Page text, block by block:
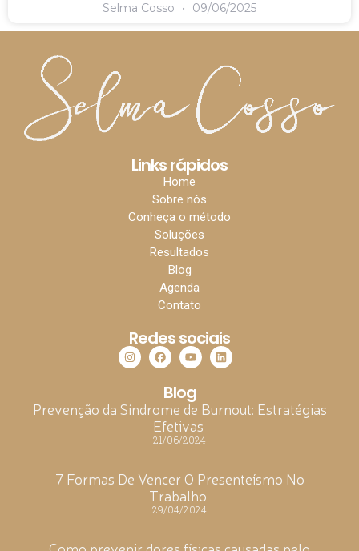
Selma Cosso 09/06/2025
Links rápidos
Home
Sobre nós
Conheça o método
Soluções
Resultados
Blog
Agenda
Contato
Redes sociais
Blog
Prevenção da Síndrome de Burnout: Estratégias
Efetivas
21/06/2024
7 Formas De Vencer O Presenteísmo No
Trabalho
29/04/2024